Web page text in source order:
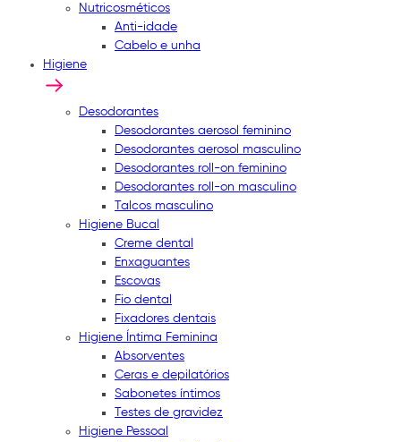
Nutricosméticos
Anti-idade
Cabelo e unha
Higiene
Desodorantes
Desodorantes aerosol feminino
Desodorantes aerosol masculino
Desodorantes roll-on feminino
Desodorantes roll-on masculino
Talcos masculino
Higiene Bucal
Creme dental
Enxaguantes
Escovas
Fio dental
Fixadores dentais
Higiene Íntima Feminina
Absorventes
Ceras e depilatórios
Sabonetes íntimos
Testes de gravidez
Higiene Pessoal